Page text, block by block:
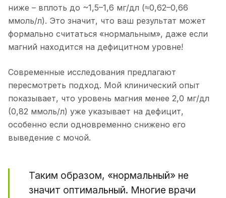
ниже – вплоть до ~1,5–1,6 мг/дл (≈0,62–0,66
ммоль/л). Это значит, что ваш результат может
формально считаться «нормальным», даже если
магний находится на дефицитном уровне!
Современные исследования предлагают
пересмотреть подход. Мой клинический опыт
показывает, что уровень магния менее 2,0 мг/дл
(0,82 ммоль/л) уже указывает на дефицит,
особенно если одновременно снижено его
выведение с мочой.
Таким образом, «нормальный» не
значит оптимальный. Многие врачи